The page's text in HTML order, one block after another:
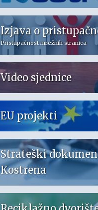
Izjava o
Pristupačnost mrežnih stranica
Video sjednice
EU projekti
Strateški
Kostrena